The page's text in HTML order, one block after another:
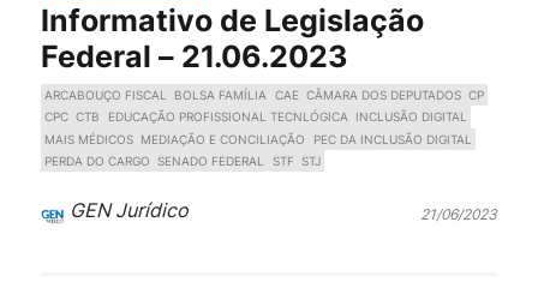
Informativo de Legislação
Federal – 21.06.2023
ARCABOUÇO FISCAL BOLSA FAMÍLIA CAE CÂMARA DOS DEPUTADOS CP
CPC CTB EDUCAÇÃO PROFISSIONAL TECNLÓGICA
INCLUSÃO DIGITAL
MAIS MÉDICOS
MEDIAÇÃO E CONCILIAÇÃO
PEC DA INCLUSÃO DIGITAL
PERDA DO CARGO SENADO FEDERAL STF STJ
GEN Jurídico 21/06/2023